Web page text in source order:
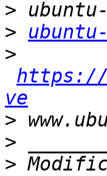
>
>
>
https://
ve
>
>
>